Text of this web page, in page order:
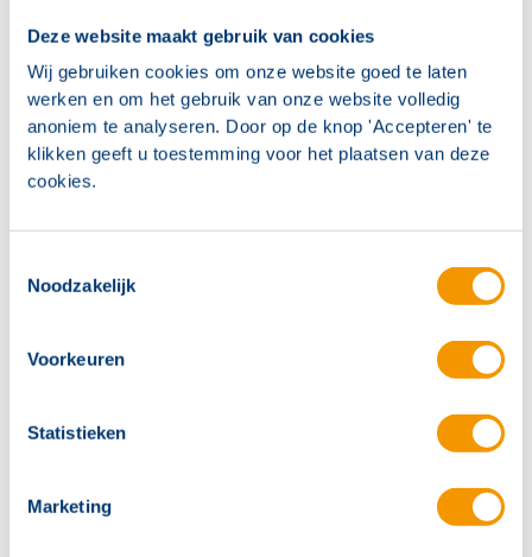
Deze website maakt gebruik van cookies
Wij gebruiken cookies om onze website goed te laten
werken en om het gebruik van onze website volledig
anoniem te analyseren. Door op de knop 'Accepteren' te
klikken geeft u toestemming voor het plaatsen van deze
cookies.
Noodzakelijk
Voorkeuren
Statistieken
Marketing
Zo ook bij SGL Zorg waar ik onlangs samen met Rob
inspiratiesessie heb georganiseerd. Doel van deze
sessie is om SGL een vernieuwende blik op de
toekomst met technologie te geven en dient als kick-
off voor een intern veranderingsproces. Rob wil graag